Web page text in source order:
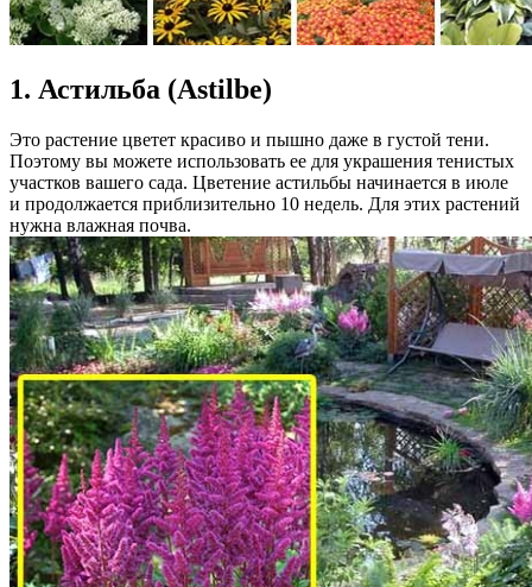
1. Астильба (Astilbe)
Это растение цветет красиво и пышно даже в густой тени.
Поэтому вы можете использовать ее для украшения тенистых
участков вашего сада. Цветение астильбы начинается в июле
и продолжается приблизительно 10 недель. Для этих растений
нужна влажная почва.